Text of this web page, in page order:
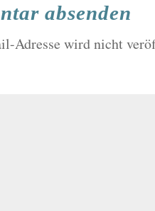
absenden
Adresse wird nicht